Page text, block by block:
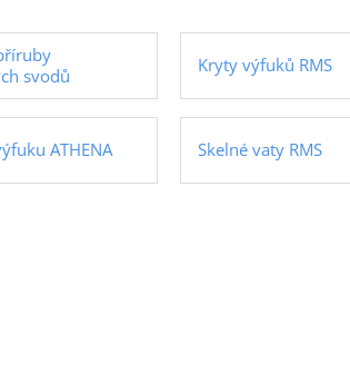
svodů
Kryty výfuků RMS
ATHENA Skelné vaty RMS